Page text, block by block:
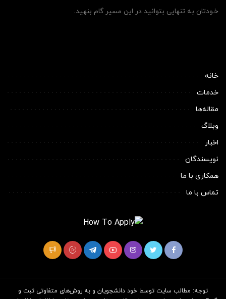
خـودتان به تنهایی بتوانید در این مسیر گام بنهید.
خانه
خدمات
مقاله‌ها
وبلاگ
اخبار
نویسندگان
همکاری با ما
تماس با ما
توجه: مطالب سایت توسط خود دانشجویان و به روش‌های متفاوتی ثبت و